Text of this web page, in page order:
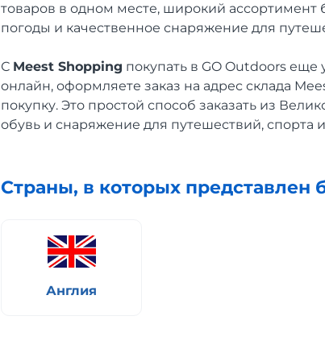
товаров в одном месте, широкий
погоды и качественное снаряжение для
С Meest Shopping покупать в GO Outdoors
онлайн, оформляете заказ на адрес склада
покупку. Это простой способ заказать из
обувь и снаряжение для путешествий, спорта
Страны, в которых представлен
Англия